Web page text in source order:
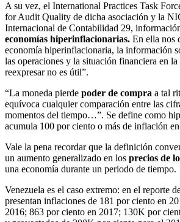
A su vez, el International Practices Task
for Audit Quality de dicha asociación y la
Internacional de Contabilidad 29,
economías hiperinflacionarias. En ella nos
economía hiperinflacionaria, la información
las operaciones y la situación financiera en
reexpresar no es útil”.
“La moneda pierde poder de compra a tal
equívoca cualquier comparación entre las
momentos del tiempo…”. Se define como
acumula 100 por ciento o más de inflación en
Vale la pena recordar que la definición
un aumento generalizado en los precios de
una economía durante un periodo de tiempo.
Venezuela es el caso extremo: en el reporte
presentan inflaciones de 181 por ciento en
2016; 863 por ciento en 2017; 130K por